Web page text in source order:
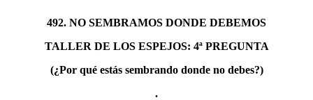
492. NO SEMBRAMOS DONDE DEBEMOS
TALLER DE LOS ESPEJOS: 4ª PREGUNTA
(¿Por qué estás sembrando donde no debes?)
.